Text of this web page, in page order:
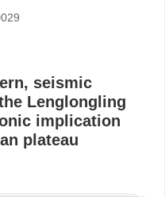
seismic
Lenglongling
implication
plateau